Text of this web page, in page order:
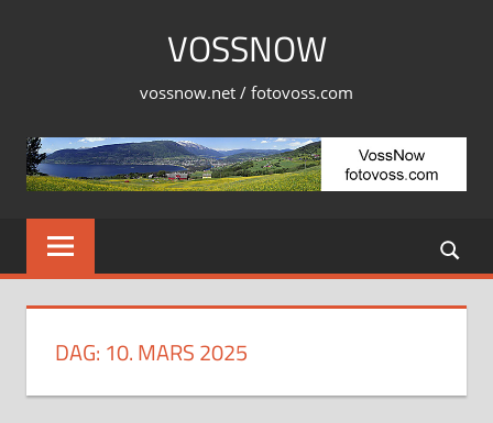
VOSSNOW
vossnow.net / fotovoss.com
DAG: 10. MARS 2025